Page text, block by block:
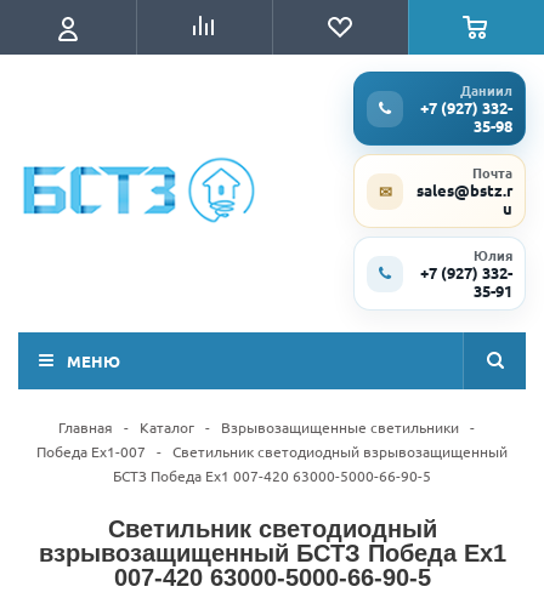
Даниил
+7 (927) 332-
35-98
✉
Почта
sales@bstz.r
u
Юлия
+7 (927) 332-
35-91
МЕНЮ
Главная - Каталог - Взрывозащищенные светильники -
Победа Ex1-007
- Светильник светодиодный взрывозащищенный
БСТЗ Победа Ex1 007-420 63000-5000-66-90-5
Светильник светодиодный
взрывозащищенный БСТЗ Победа Ex1
007-420 63000-5000-66-90-5